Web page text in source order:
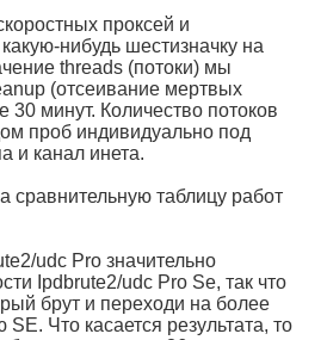
проксей и
нибудь шестизначку на
threads (потоки) мы
(отсеивание мертвых
минут. Количество потоков
проб индивидуально под
и канал инета.
сравнительную таблицу работ
udc Pro значительно
Ipdbrute2/udc Pro Se, так что
брут и переходи на более
Что касается результата, то